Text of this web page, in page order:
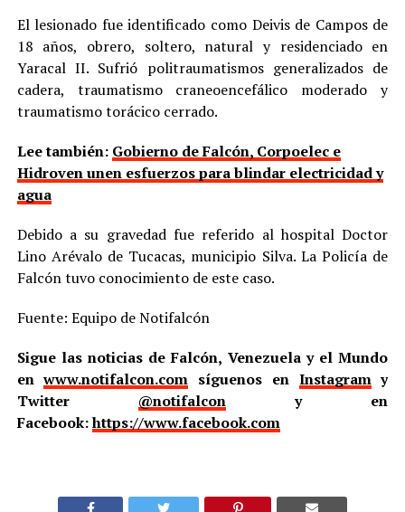
El lesionado fue identificado como Deivis de Campos de
18 años, obrero, soltero, natural y residenciado en
Yaracal II. Sufrió politraumatismos generalizados de
cadera, traumatismo craneoencefálico moderado y
traumatismo torácico cerrado.
Lee también: Gobierno de Falcón, Corpoelec e
Hidroven unen esfuerzos para blindar electricidad y
agua
Debido a su gravedad fue referido al hospital Doctor
Lino Arévalo de Tucacas, municipio Silva. La Policía de
Falcón tuvo conocimiento de este caso.
Fuente: Equipo de Notifalcón
Sigue las noticias de Falcón, Venezuela y el Mundo
enwww.notifalcon.com síguenos en Instagramy
Twitter @notifalcony en
Facebook:https://www.facebook.com